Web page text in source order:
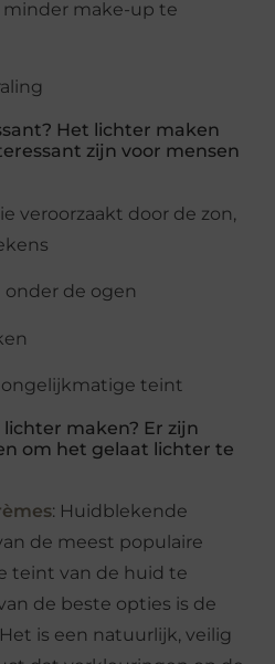
make-up te
Het lichter maken
zijn voor mensen
veroorzaakt door de zon,
de ogen
teint
maken? Er zijn
om het gelaat lichter te
: Huidblekende
de meest populaire
teint van de huid te
de beste opties is de
is een natuurlijk, veilig